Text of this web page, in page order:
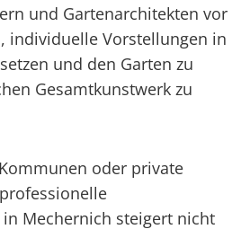
und Gartenarchitekten vor
individuelle Vorstellungen in
und den Garten zu
Gesamtkunstwerk zu
oder private
Mechernich steigert nicht